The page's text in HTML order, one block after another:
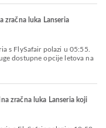
zračna luka Lanseria
dostupne opcije letova na
zračna luka Lanseria koji